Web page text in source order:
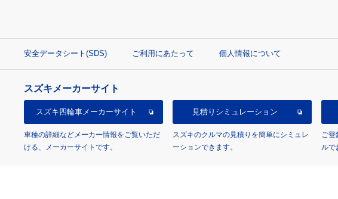
安全データシート(SDS) ご利用にあたって 個人情報について
スズキメーカーサイト
スズキ四輪車メーカーサイト
車種の詳細などメーカー情報をご覧いただ
ける、メーカーサイトです。
見積り シミュレーション
スズキのクルマの見積りを簡単にシミュレ
ーションできます。
ご登
ルで